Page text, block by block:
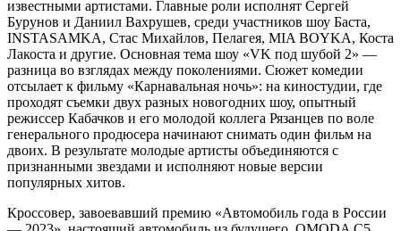
известными артистами. Главные роли исполнят Сергей
Бурунов и Даниил Вахрушев, среди участников шоу Баста,
INSTASAMKA, Стас Михайлов, Пелагея, MIA BOYKA, Коста
Лакоста и другие. Основная тема шоу «VK под шубой 2» —
разница во взглядах между поколениями. Сюжет комедии
отсылает к фильму «Карнавальная ночь»: на киностудии, где
проходят съемки двух разных новогодних шоу, опытный
режиссер Кабачков и его молодой коллега Рязанцев по воле
генерального продюсера начинают снимать один фильм на
двоих. В результате молодые артисты объединяются с
признанными звездами и исполняют новые версии
популярных хитов.
Кроссовер, завоевавший премию «Автомобиль года в России